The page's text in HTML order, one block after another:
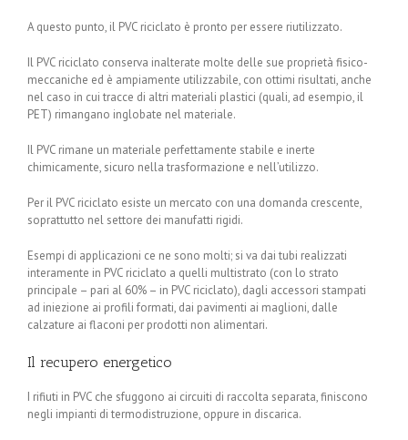
A questo punto, il PVC riciclato è pronto per essere riutilizzato.
Il PVC riciclato conserva inalterate molte delle sue proprietà fisico-
meccaniche ed è ampiamente utilizzabile, con ottimi risultati, anche
nel caso in cui tracce di altri materiali plastici (quali, ad esempio, il
PET) rimangano inglobate nel materiale.
Il PVC rimane un materiale perfettamente stabile e inerte
chimicamente, sicuro nella trasformazione e nell’utilizzo.
Per il PVC riciclato esiste un mercato con una domanda crescente,
soprattutto nel settore dei manufatti rigidi.
Esempi di applicazioni ce ne sono molti; si va dai tubi realizzati
interamente in PVC riciclato a quelli multistrato (con lo strato
principale – pari al 60% – in PVC riciclato), dagli accessori stampati
ad iniezione ai profili formati, dai pavimenti ai maglioni, dalle
calzature ai flaconi per prodotti non alimentari.
Il recupero energetico
I rifiuti in PVC che sfuggono ai circuiti di raccolta separata, finiscono
negli impianti di termodistruzione, oppure in discarica.